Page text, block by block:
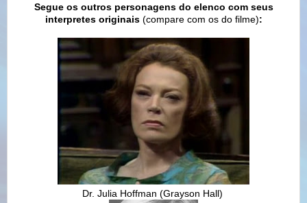
Segue os outros personagens do elenco com seus
interpretes originais(compare com os do filme):
Dr. Julia Hoffman (Grayson Hall)